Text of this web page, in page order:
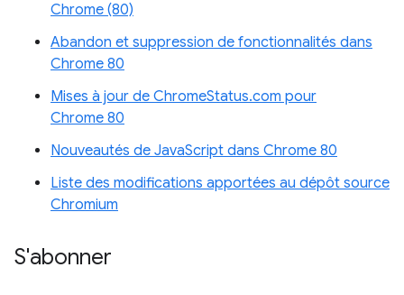
Chrome (80)
Abandon et suppression de fonctionnalités dans
Chrome 80
Mises à jour de ChromeStatus.com pour
Chrome 80
Nouveautés de JavaScript dans Chrome 80
Liste des modifications apportées au dépôt source
Chromium
S'abonner